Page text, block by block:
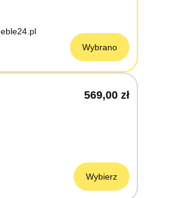
Wybrano
569,00 zł
Wybierz